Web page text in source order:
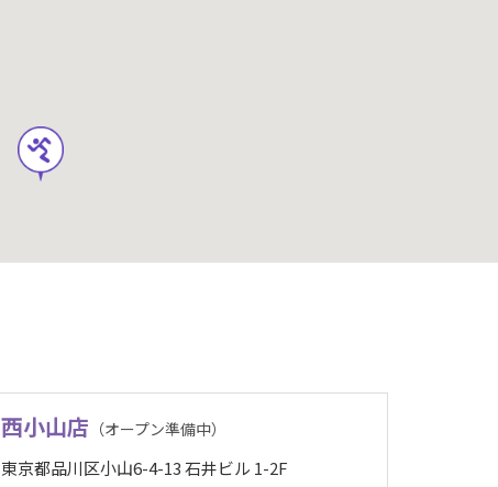
西小山店 （オープン準備中）
東京都品川区小山6-4-13 石井ビル 1-2F